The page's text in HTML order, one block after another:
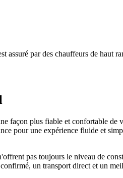
assuré par des chauffeurs de haut
façon plus fiable et confortable de
pour une expérience fluide et
pas toujours le niveau de
un transport direct et un